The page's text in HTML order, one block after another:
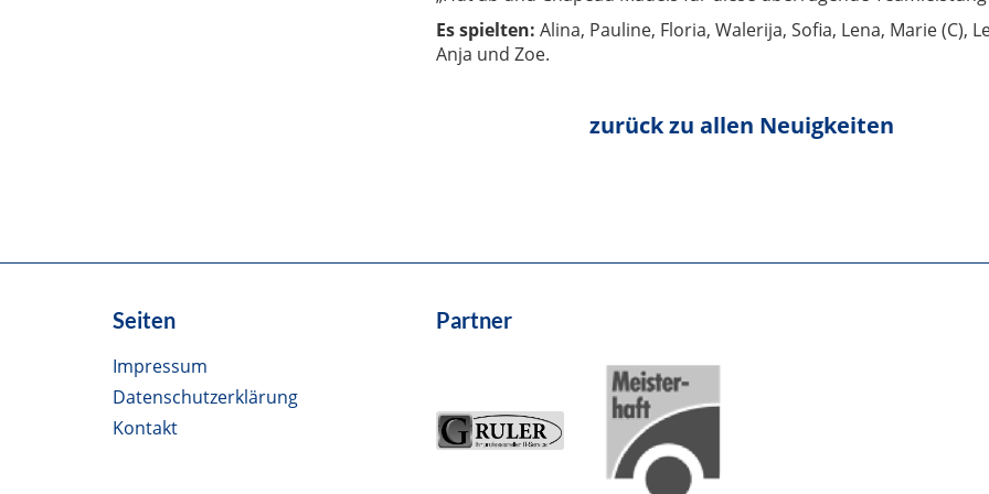
Es spielten: Alina, Pauline, Floria, Walerija, Sofia, Lena, Marie (C),
Anja und Zoe.
zurück zu allen Neuigkeiten
Seiten
Impressum
Datenschutzerklärung
Kontakt
Partner